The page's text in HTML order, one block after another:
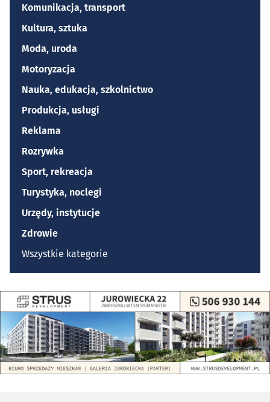
Komunikacja, transport
Kultura, sztuka
Moda, uroda
Motoryzacja
Nauka, edukacja, szkolnictwo
Produkcja, usługi
Reklama
Rozrywka
Sport, rekreacja
Turystyka, noclegi
Urzędy, instytucje
Zdrowie
Wszystkie kategorie